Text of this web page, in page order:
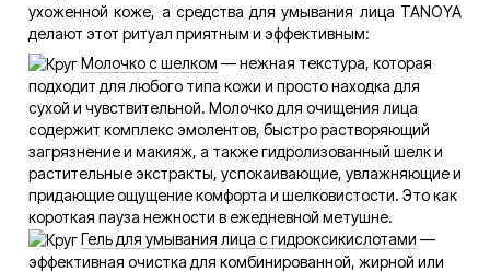
ухоженной коже, а средства для умывания лица TANOYA
делают этот ритуал приятным и эффективным:
Молочко с шелком — нежная текстура, которая
подходит для любого типа кожи и просто находка для
сухой и чувствительной. Молочко для очищения лица
содержит комплекс эмолентов, быстро растворяющий
загрязнение и макияж, а также гидролизованный шелк и
растительные экстракты, успокаивающие, увлажняющие и
придающие ощущение комфорта и шелковистости. Это как
короткая пауза нежности в ежедневной метушне.
Гель для умывания лица с гидроксикислотами —
эффективная очистка для комбинированной, жирной или